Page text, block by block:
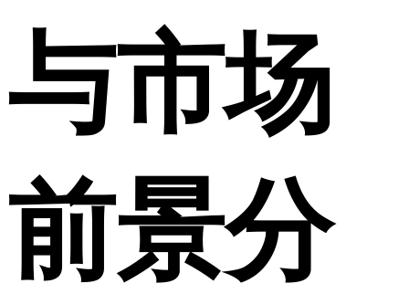
与市场
前景分